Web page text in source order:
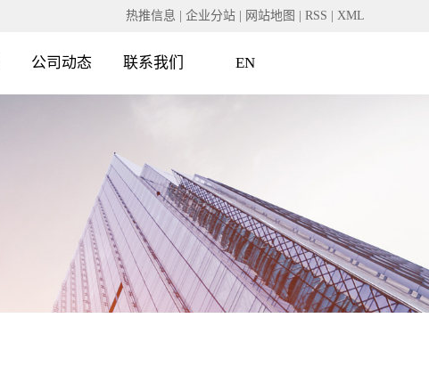
热推信息 企业分站 网站地图 RSS XML
公司动态 联系我们 EN